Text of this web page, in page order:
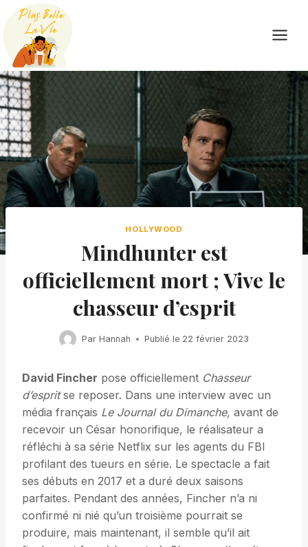
Skip
content
HOLLYWOOD
Mindhunter est
officiellement mort ; Vive le
chasseur d’esprit
Par Hannah Publié le 22 février 2023
David Fincher pose officiellement Chasseur
d’espritse reposer. Dans une interview avec un
média français Le Journal du Dimanche, avant de
recevoir un César honorifique, le réalisateur a
réfléchi à sa série Netflix sur les agents du FBI
profilant des tueurs en série. Le spectacle a fait
ses débuts en 2017 et a duré deux saisons
parfaites. Pendant des années, Fincher n’a ni
confirmé ni nié qu’un troisième pourrait se
produire, mais maintenant, il semble qu’il ait